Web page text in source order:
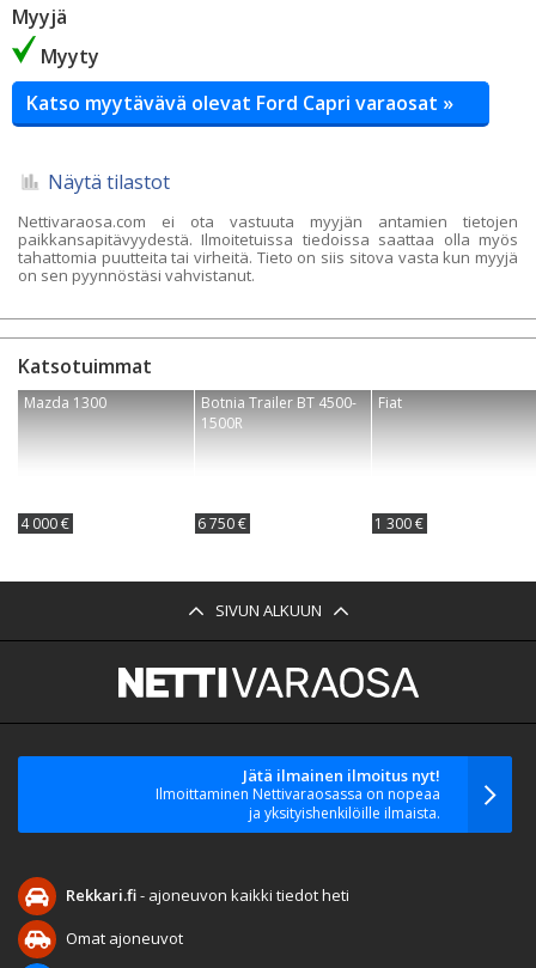
Myyjä
Myyty
Katso myytävävä olevat Ford Capri varaosat »
Näytä tilastot
Nettivaraosa.com ei ota vastuuta myyjän antamien tietojen
paikkansapitävyydestä. Ilmoitetuissa tiedoissa saattaa olla myös
tahattomia puutteita tai virheitä. Tieto on siis sitova vasta kun myyjä
on sen pyynnöstäsi vahvistanut.
Katsotuimmat
Mazda 1300
4 000 €
Botnia Trailer BT 4500-
1500R
6 750 €
Fiat
1 300 €
SIVUN ALKUUN
Jätä ilmainen ilmoitus nyt!
Ilmoittaminen Nettivaraosassa on nopeaa
ja yksityishenkilöille ilmaista.
Rekkari.fi- ajoneuvon kaikki tiedot heti
Omat ajoneuvot